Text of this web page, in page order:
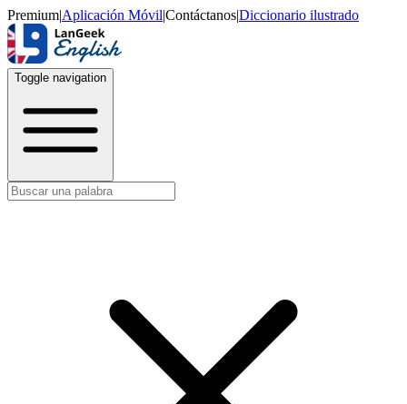
Premium|Aplicación Móvil|Contáctanos|Diccionario ilustrado
Toggle navigation